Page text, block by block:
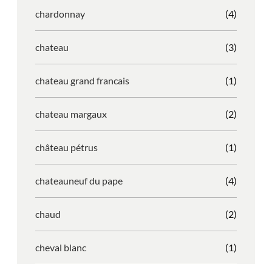
chardonnay (4)
chateau (3)
chateau grand francais (1)
chateau margaux (2)
château pétrus (1)
chateauneuf du pape (4)
chaud (2)
cheval blanc (1)